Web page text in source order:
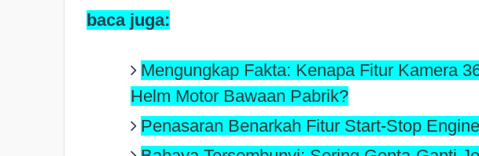
baca juga:
Mengungkap Fakta: Kenapa Fitur Kamera
Helm Motor Bawaan Pabrik?
Penasaran Benarkah Fitur Start-Stop